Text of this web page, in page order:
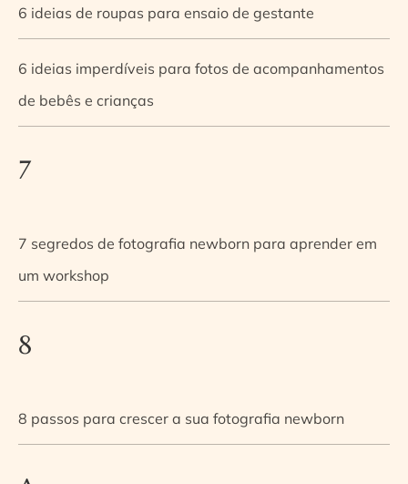
6 ideias de roupas para ensaio de gestante
6 ideias imperdíveis para fotos de acompanhamentos
de bebês e crianças
7
7 segredos de fotografia newborn para aprender em
um workshop
8
8 passos para crescer a sua fotografia newborn